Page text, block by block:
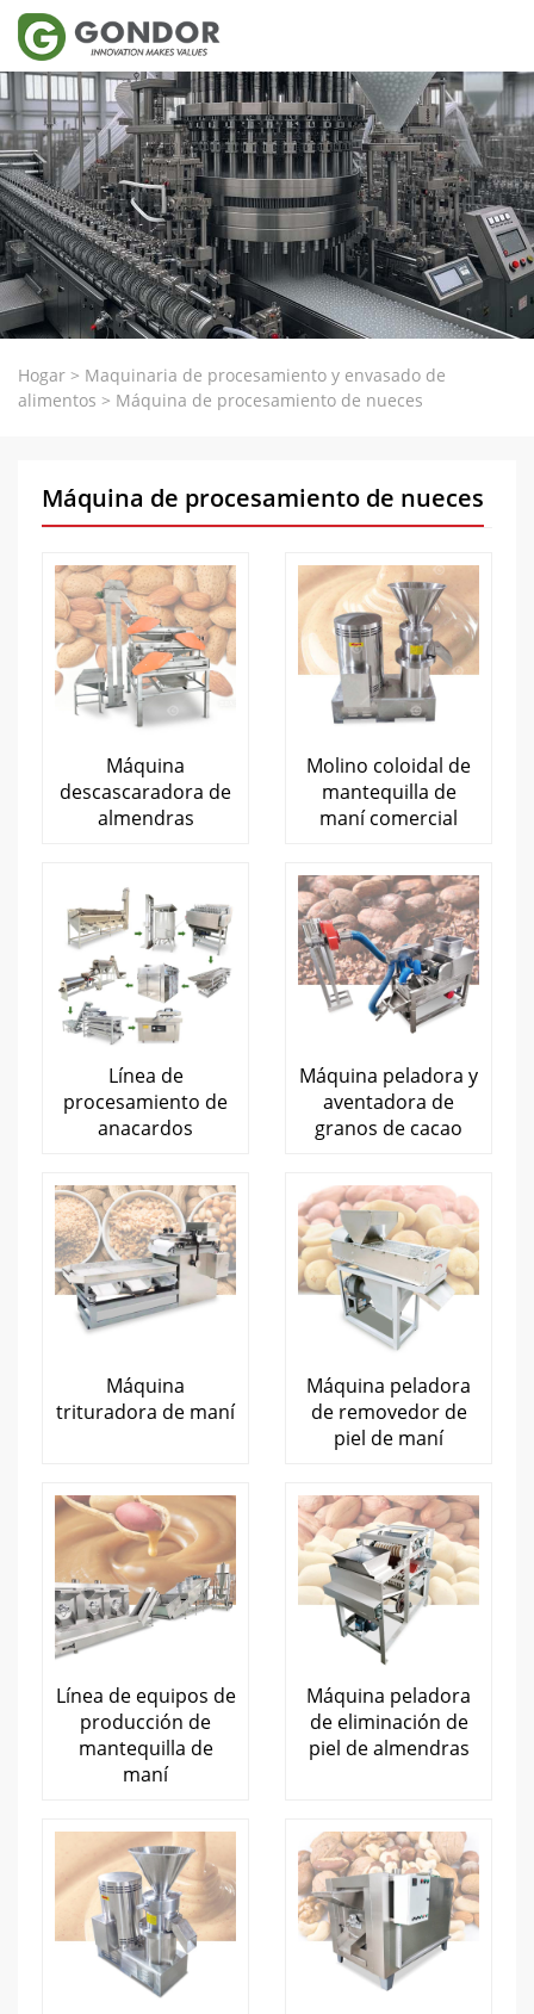
Hogar > Maquinaria de procesamiento y envasado de
alimentos > Máquina de procesamiento de nueces
Máquina de procesamiento de nueces
Máquina
descascaradora de
almendras
Molino coloidal de
mantequilla de
maní comercial
Línea de
procesamiento de
anacardos
Máquina peladora y
aventadora de
granos de cacao
Máquina
trituradora de maní
Máquina peladora
de removedor de
piel de maní
Línea de equipos de
producción de
mantequilla de
maní
Máquina peladora
de eliminación de
piel de almendras